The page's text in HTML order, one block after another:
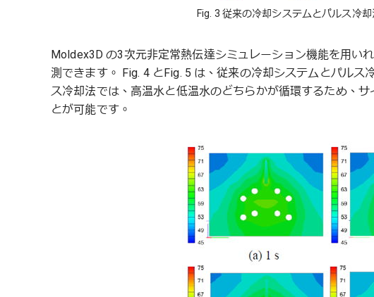
Fig. 3 従来の冷却システムとパルス冷
Moldex3D の3次元非定常熱伝達シミュレーション機能を用い
測できます。 Fig. 4 とFig. 5 は、従来の冷却システムとパル
ス冷却法では、高温水と低温水のどちらかが循環するため、
とが可能です。